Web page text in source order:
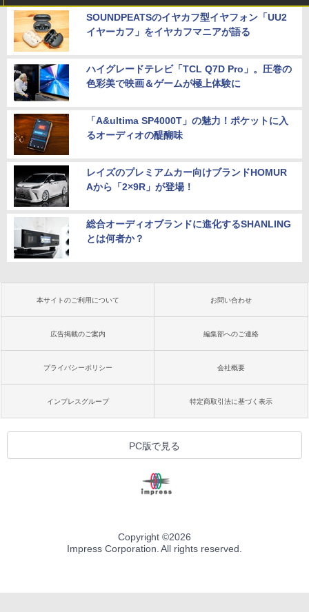
SOUNDPEATSのイヤカフ型イヤフォン「UU2
イヤーカフ」をイヤカフマニアが語る
ハイグレードテレビ「TCL Q7D Pro」。圧巻の
色彩美で映画＆ゲームが極上体験に
「A&ultima SP4000T」の魅力！ポケットに入
るオーディオの醍醐味
レイズのプレミアムカー向けブランドHOMUR
Aから「2×9R」が登場！
総合オーディオブランドに進化するSHANLING
とは何者か？
本サイトのご利用について お問い合わせ
広告掲載のご案内 編集部へのご連絡
プライバシーポリシー 会社概要
インプレスグループ 特定商取引法に基づく表示
PC版で見る
Copyright ©2026
Impress Corporation. All rights reserved.